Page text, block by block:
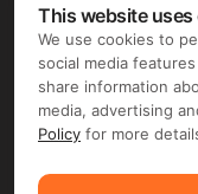
This website uses
We use cookies to
social media
share information
media, advertising
Policy for more